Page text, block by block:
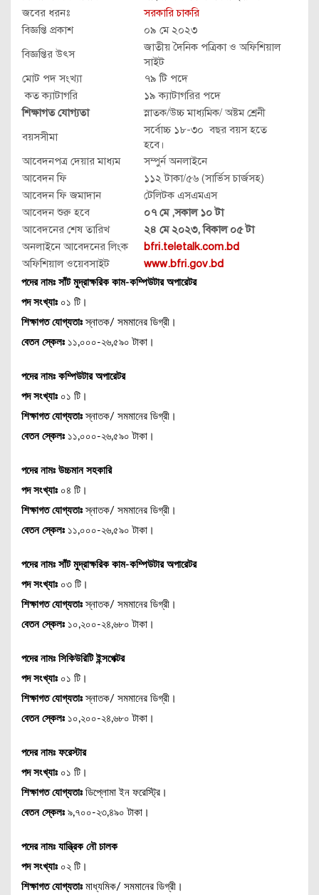
জবের ধরনঃ
সরকারি চাকরি
বিজ্ঞপ্তি প্রকাশ
০৯ মে ২০২৩
বিজ্ঞপ্তির উৎস
জাতীয় দৈনিক পত্রিকা ও অফিশিয়াল
সাইট
মোট পদ সংখ্যা
৭৯ টি পদে
কত ক্যাটাগরি
১৯ ক্যাটাগরির পদে
শিক্ষাগত যোগ্যতা
স্নাতক/উচ্চ মাধ্যমিক/ অষ্টম শ্রেনী
বয়সসীমা
সর্বোচ্চ ১৮-৩০ বছর বয়স হতে
হবে।
আবেদনপত্র দেয়ার মাধ্যম
সম্পুর্ন অনলাইনে
আবেদন ফি
১১২ টাকা/৫৬ (সার্ভিস চার্জসহ)
আবেদন ফি জমাদান
টেলিটক এসএমএস
আবেদন শুরু হবে
০৭ মে ,সকাল ১০ টা
আবেদনের শেষ তারিখ
২৪ মে ২০২৩, বিকাল ০৫ টা
অনলাইনে আবেদনের লিংক
bfri.teletalk.com.bd
অফিশিয়াল ওয়েবসাইট
www.bfri.gov.bd
পদের নামঃ সাঁট মুদ্রাক্ষরিক কাম-কম্পিউটার অপারেটর
পদ সংখ্যাঃ ০১ টি।
শিক্ষাগত যোগ্যতাঃ স্নাতক/ সমমানের ডিগ্রী।
বেতন স্কেলঃ ১১,০০০-২৬,৫৯০ টাকা।
পদের নামঃ কম্পিউটার অপারেটর
পদ সংখ্যাঃ ০১ টি।
শিক্ষাগত যোগ্যতাঃ স্নাতক/ সমমানের ডিগ্রী।
বেতন স্কেলঃ ১১,০০০-২৬,৫৯০ টাকা।
পদের নামঃ উচ্চমান সহকারি
পদ সংখ্যাঃ ০৪ টি।
শিক্ষাগত যোগ্যতাঃ স্নাতক/ সমমানের ডিগ্রী।
বেতন স্কেলঃ ১১,০০০-২৬,৫৯০ টাকা।
পদের নামঃ সাঁট মুদ্রাক্ষরিক কাম-কম্পিউটার অপারেটর
পদ সংখ্যাঃ ০৩ টি।
শিক্ষাগত যোগ্যতাঃ স্নাতক/ সমমানের ডিগ্রী।
বেতন স্কেলঃ ১০,২০০-২৪,৬৮০ টাকা।
পদের নামঃ সিকিউরিটি ইন্সপেক্টর
পদ সংখ্যাঃ ০১ টি।
শিক্ষাগত যোগ্যতাঃ স্নাতক/ সমমানের ডিগ্রী।
বেতন স্কেলঃ ১০,২০০-২৪,৬৮০ টাকা।
পদের নামঃ ফরেস্টার
পদ সংখ্যাঃ ০১ টি।
শিক্ষাগত যোগ্যতাঃ ডিপ্লোমা ইন ফরেস্ট্রি।
বেতন স্কেলঃ ৯,৭০০-২৩,৪৯০ টাকা।
পদের নামঃ যান্ত্রিক নৌ চালক
পদ সংখ্যাঃ ০২ টি।
শিক্ষাগত যোগ্যতাঃ মাধ্যমিক/ সমমানের ডিগ্রী।